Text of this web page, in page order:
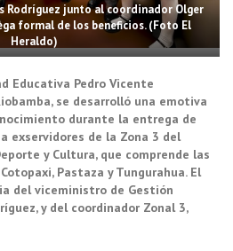
Rodríguez junto al coordinador Olger
formal de los beneficios. (Foto El
Heraldo)
Educativa Pedro Vicente
se desarrolló una emotiva
durante la entrega de
exservidores de la Zona 3 del
y Cultura, que comprende las
Pastaza y Tungurahua. El
del viceministro de Gestión
y del coordinador Zonal 3,